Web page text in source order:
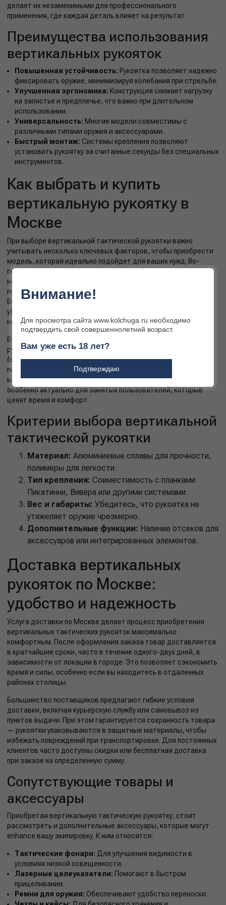
делает их незаменимыми для профессионального
применения, где каждая деталь влияет на результат.
Преимущества использования
вертикальных рукояток
Повышенная устойчивость: Рукоятка позволяет надежно
фиксировать оружие, минимизируя колебания при стрельбе.
Улучшенная эргономика: Конструкция снижает нагрузку
на запястье и предплечье, что важно при длительном
использовании.
Универсальность: Многие модели совместимы с
различными типами оружия и аксессуарами.
Быстрый монтаж: Системы крепления позволяют
установить рукоятку за считанные секунды без специальных
инструментов.
Как выбрать и купить
вертикальную рукоятку в
Москве
При выборе вертикальной тактической рукоятки важно
учитывать несколько ключевых факторов, чтобы приобрести
модель, которая идеально подойдет для ваших нужд. Во-
первых, обратите внимание на материал изготовления:
наиболее распространены алюминиевые сплавы и прочные
полимеры, которые обеспечивают легкость и долговечность.
Во-вторых, проверьте совместимость с вашим оружием —
убедитесь, что система крепления соответствует
направляющим на вашем стрелковом комплексе.
В Москве доступен широкий ассортимент вертикальных
рукояток, что позволяет подобрать вариант под любой
бюджет и требования. Для удобства покупки многие
поставщики предлагают услугу доставки по городу, что
избавляет от необходимости лично посещать магазины. Это
особенно актуально для занятых пользователей, которые
ценят время и комфорт.
Критерии выбора вертикальной
тактической рукоятки
Материал: Алюминиевые сплавы для прочности,
полимеры для легкости.
Тип крепления: Совместимость с планками
Пикатинни, Вивера или другими системами.
Вес и габариты: Убедитесь, что рукоятка не
утяжеляет оружие чрезмерно.
Дополнительные функции: Наличие отсеков для
аксессуаров или интегрированных элементов.
Доставка вертикальных
рукояток по Москве:
удобство и надежность
Услуга доставки по Москве делает процесс приобретения
вертикальных тактических рукояток максимально
комфортным. После оформления заказа товар доставляется
в кратчайшие сроки, часто в течение одного-двух дней, в
зависимости от локации в городе. Это позволяет сэкономить
время и силы, особенно если вы находитесь в отдаленных
районах столицы.
Большинство поставщиков предлагают гибкие условия
доставки, включая курьерскую службу или самовывоз из
пунктов выдачи. При этом гарантируется сохранность товара
— рукоятки упаковываются в защитные материалы, чтобы
избежать повреждений при транспортировке. Для постоянных
клиентов часто доступны скидки или бесплатная доставка
при заказе на определенную сумму.
Сопутствующие товары и
аксессуары
Приобретая вертикальную тактическую рукоятку, стоит
рассмотреть и дополнительные аксессуары, которые могут
enhance вашу экипировку. К ним относятся:
Тактические фонари: Для улучшения видимости в
условиях низкой освещенности.
Лазерные целеуказатели: Помогают в быстром
прицеливании.
Ремни для оружия: Обеспечивают удобство переноски.
Внимание!
Для просмотра сайта www.kolchuga.ru необходимо
подтвердить свой совершеннолетний возраст.
Вам уже есть 18 лет?
Подтверждаю